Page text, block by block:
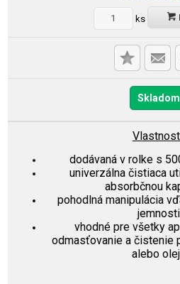
ks
Skladom
dodávaná v rolke s
univerzálna čistiaca
absorbčnou
pohodlná manipulácia
jemnosti
vhodné pre všetky
odmasťovanie a čistenie
alebo